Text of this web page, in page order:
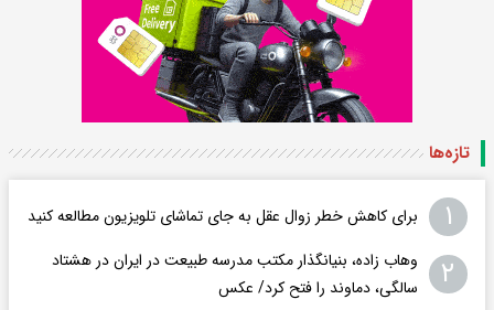
تازه‌ها
۱ برای کاهش خطر زوال عقل به جای تماشای تلویزیون مطالعه کنید
۲
وهاب زاده، بنیانگذار مکتب مدرسه طبیعت در ایران در هشتاد
سالگی، دماوند را فتح کرد/ عکس